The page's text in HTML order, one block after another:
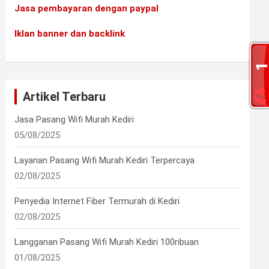
Jasa pembayaran dengan paypal
Iklan banner dan backlink
Artikel Terbaru
Jasa Pasang Wifi Murah Kediri
05/08/2025
Layanan Pasang Wifi Murah Kediri Terpercaya
02/08/2025
Penyedia Internet Fiber Termurah di Kediri
02/08/2025
Langganan Pasang Wifi Murah Kediri 100ribuan
01/08/2025
•